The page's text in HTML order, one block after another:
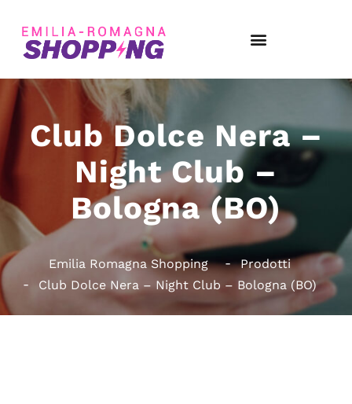
Club Dolce Nera –
Night Club –
Bologna (BO)
Emilia Romagna Shopping
Prodotti
Club Dolce Nera – Night Club – Bologna (BO)